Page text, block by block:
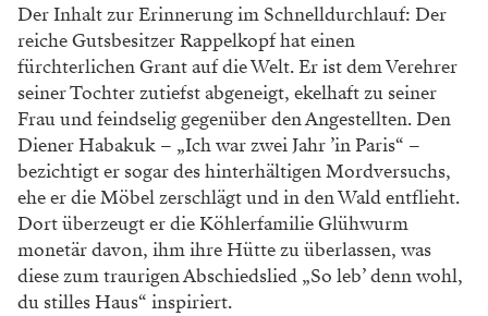
Der Inhalt zur Erinnerung im Schnelldurchlauf: Der
reiche Gutsbesitzer Rappelkopf hat einen
fürchterlichen Grant auf die Welt. Er ist dem Verehrer
seiner Tochter zutiefst abgeneigt, ekelhaft zu seiner
Frau und feindselig gegenüber den Angestellten. Den
Diener Habakuk – „Ich war zwei Jahr ’in Paris“ –
bezichtigt er sogar des hinterhältigen Mordversuchs,
ehe er die Möbel zerschlägt und in den Wald entflieht.
Dort überzeugt er die Köhlerfamilie Glühwurm
monetär davon, ihm ihre Hütte zu überlassen, was
diese zum traurigen Abschiedslied „So leb’ denn wohl,
du stilles Haus“ inspiriert.